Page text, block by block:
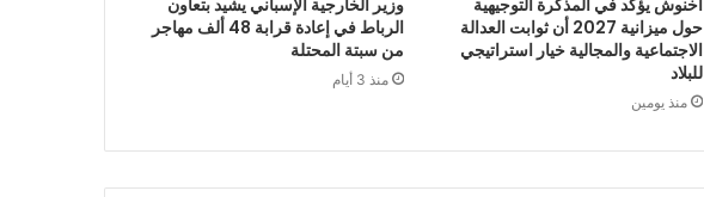
أخنوش يؤكد في المذكرة التوجيهية
حول ميزانية 2027 أن ثوابت العدالة
الاجتماعية والمجالية خيار استراتيجي
للبلاد
منذ يومين
وزير الخارجية الإسباني يشيد بتعاون
الرباط في إعادة قرابة 48 ألف مهاجر
من سبتة المحتلة
منذ 3 أيام